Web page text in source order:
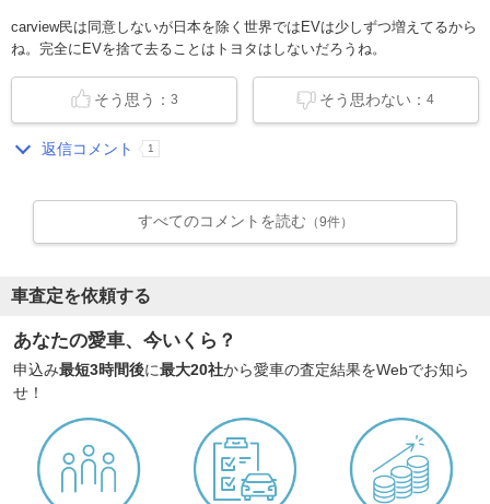
carview民は同意しないが日本を除く世界ではEVは少しずつ増えてるから
ね。完全にEVを捨て去ることはトヨタはしないだろうね。
そう思わない：4
そう思う： 3
返信コメント 1
すべてのコメントを読む （9件）
車査定を依頼する
あなたの愛車、今いくら？
申込み最短3時間後に最大20社から愛車の査定結果をWebでお知ら
せ！